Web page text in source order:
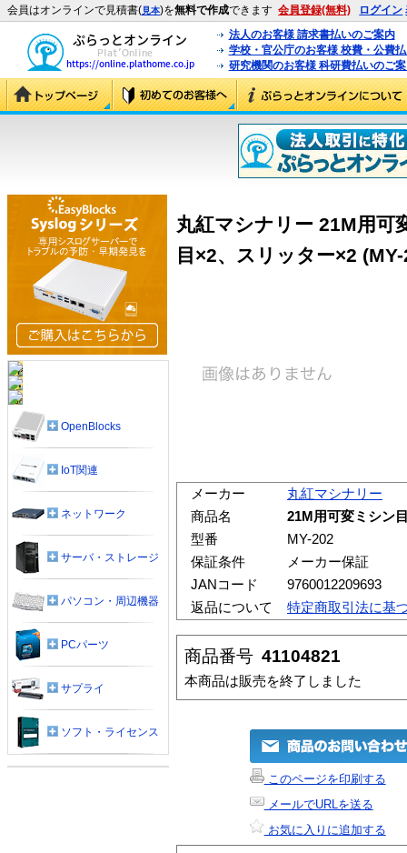
会員はオンラインで見積書(見本)を無料で作成できます 会員登録(無料) ログイン
法人のお客様 請求書払いのご案内
学校・官公庁のお客様 校費・公費
研究機関のお客様 科研費払いのご
丸紅マシナリー 21M用可
目×2、スリッター×2
メーカー
丸紅マシナリー
商品名
21M用可変ミシン
型番
MY-202
保証条件
メーカー保証
JANコード
9760012209693
返品について
特定商取引法に基
商品番号 41104821
本商品は販売を終了しました
このページを印刷する
メールでURLを送る
お気に入りに追加する
OpenBlocks
IoT関連
ネットワーク
サーバ・ストレージ
パソコン・周辺機器
PCパーツ
サプライ
ソフト・ライセンス